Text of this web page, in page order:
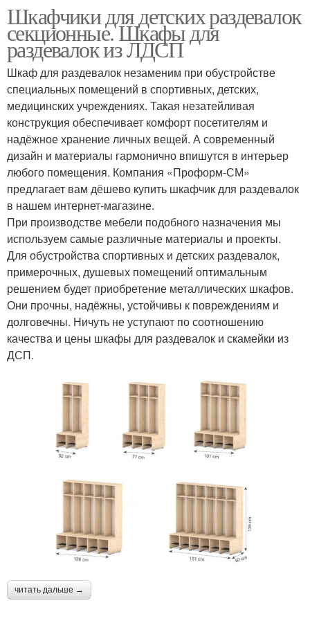
Шкафчики для детских раздевалок
секционные. Шкафы для
раздевалок из ЛДСП
Шкаф для раздевалок незаменим при обустройстве
специальных помещений в спортивных, детских,
медицинских учреждениях. Такая незатейливая
конструкция обеспечивает комфорт посетителям и
надёжное хранение личных вещей. А современный
дизайн и материалы гармонично впишутся в интерьер
любого помещения. Компания «Проформ-СМ»
предлагает вам дёшево купить шкафчик для раздевалок
в нашем интернет-магазине.
При производстве мебели подобного назначения мы
используем самые различные материалы и проекты.
Для обустройства спортивных и детских раздевалок,
примерочных, душевых помещений оптимальным
решением будет приобретение металлических шкафов.
Они прочны, надёжны, устойчивы к повреждениям и
долговечны. Ничуть не уступают по соотношению
качества и цены шкафы для раздевалок и скамейки из
ДСП.
читать дальше →